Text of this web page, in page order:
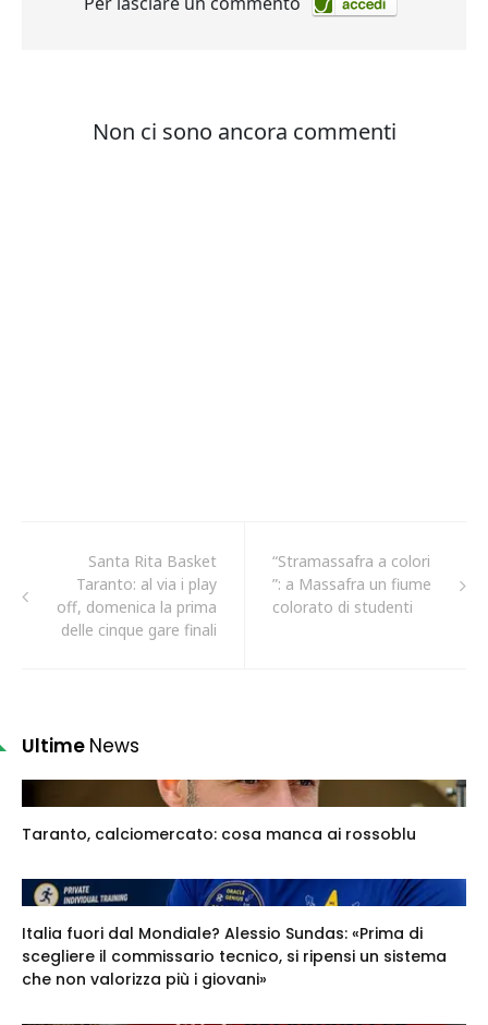
Santa Rita Basket
Taranto: al via i play
off, domenica la prima
delle cinque gare finali
“Stramassafra a colori
”: a Massafra un fiume
colorato di studenti
Ultime News
Taranto, calciomercato: cosa manca ai rossoblu
Italia fuori dal Mondiale? Alessio Sundas: «Prima di
scegliere il commissario tecnico, si ripensi un sistema
che non valorizza più i giovani»